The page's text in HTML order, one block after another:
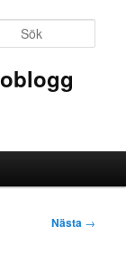
Nästa →